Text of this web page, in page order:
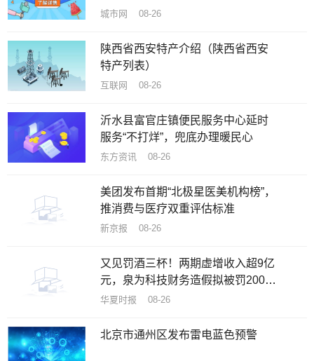
城市网 08-26
陕西省西安特产介绍（陕西省西安
特产列表）
互联网 08-26
沂水县富官庄镇便民服务中心延时
服务“不打烊”，兜底办理暖民心
东方资讯 08-26
美团发布首期“北极星医美机构榜”，
推消费与医疗双重评估标准
新京报 08-26
又见罚酒三杯！两期虚增收入超9亿
元，泉为科技财务造假拟被罚200万
元
华夏时报 08-26
北京市通州区发布雷电蓝色预警